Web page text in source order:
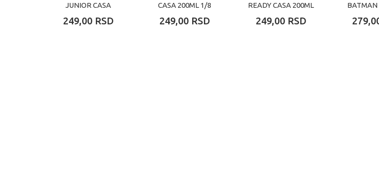
JUNIOR CASA
249,00 RSD
CASA 200ML 1/8
249,00 RSD
READY CASA 200ML
249,00 RSD
BATMAN